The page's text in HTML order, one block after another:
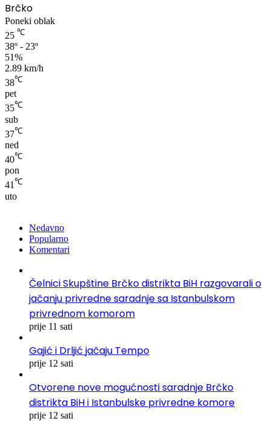
Brčko
Poneki oblak
25 ℃
38º - 23º
51%
2.89 km/h
38℃
pet
35℃
sub
37℃
ned
40℃
pon
41℃
uto
Nedavno
Popularno
Komentari
Čelnici Skupštine Brčko distrikta BiH razgovarali o
jačanju privredne saradnje sa Istanbulskom
privrednom komorom
prije 11 sati
Gajić i Drljić jačaju Tempo
prije 12 sati
Otvorene nove mogućnosti saradnje Brčko
distrikta BiH i Istanbulske privredne komore
prije 12 sati